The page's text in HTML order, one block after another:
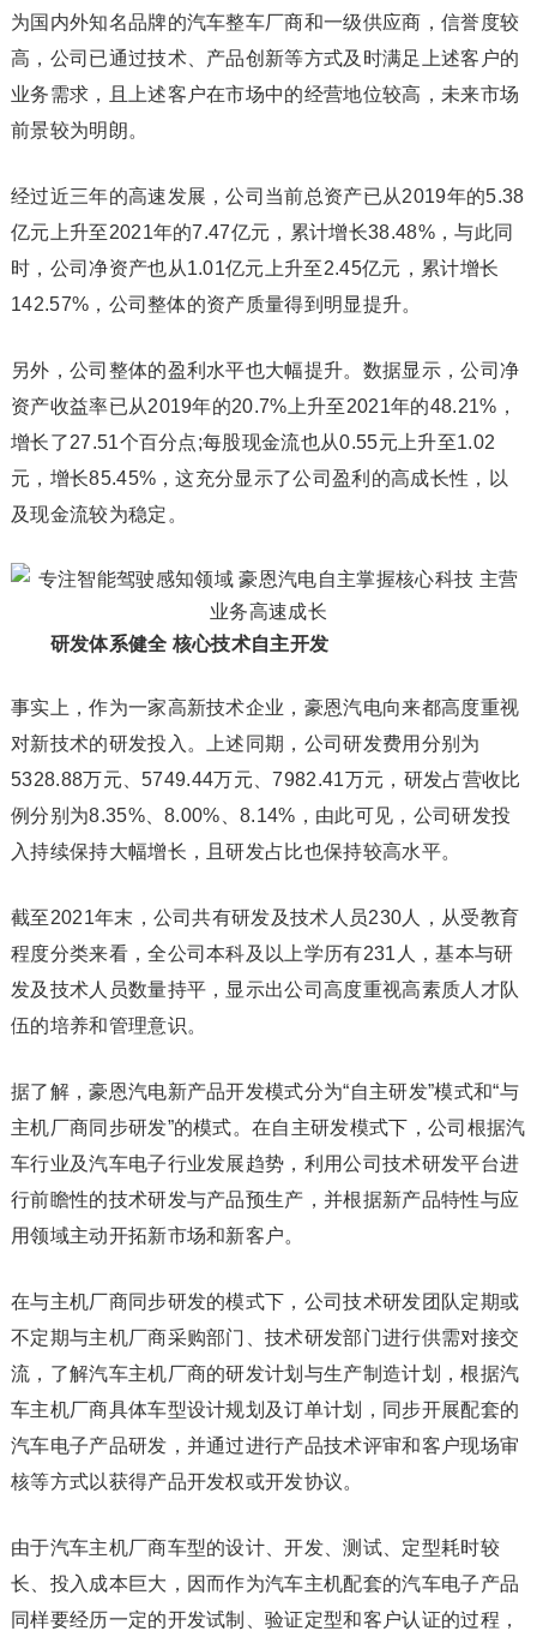
为国内外知名品牌的汽车整车厂商和一级供应商，信誉度较
高，公司已通过技术、产品创新等方式及时满足上述客户的
业务需求，且上述客户在市场中的经营地位较高，未来市场
前景较为明朗。
经过近三年的高速发展，公司当前总资产已从2019年的5.38
亿元上升至2021年的7.47亿元，累计增长38.48%，与此同
时，公司净资产也从1.01亿元上升至2.45亿元，累计增长
142.57%，公司整体的资产质量得到明显提升。
另外，公司整体的盈利水平也大幅提升。数据显示，公司净
资产收益率已从2019年的20.7%上升至2021年的48.21%，
增长了27.51个百分点;每股现金流也从0.55元上升至1.02
元，增长85.45%，这充分显示了公司盈利的高成长性，以
及现金流较为稳定。
研发体系健全 核心技术自主开发
事实上，作为一家高新技术企业，豪恩汽电向来都高度重视
对新技术的研发投入。上述同期，公司研发费用分别为
5328.88万元、5749.44万元、7982.41万元，研发占营收比
例分别为8.35%、8.00%、8.14%，由此可见，公司研发投
入持续保持大幅增长，且研发占比也保持较高水平。
截至2021年末，公司共有研发及技术人员230人，从受教育
程度分类来看，全公司本科及以上学历有231人，基本与研
发及技术人员数量持平，显示出公司高度重视高素质人才队
伍的培养和管理意识。
据了解，豪恩汽电新产品开发模式分为“自主研发”模式和“与
主机厂商同步研发”的模式。在自主研发模式下，公司根据汽
车行业及汽车电子行业发展趋势，利用公司技术研发平台进
行前瞻性的技术研发与产品预生产，并根据新产品特性与应
用领域主动开拓新市场和新客户。
在与主机厂商同步研发的模式下，公司技术研发团队定期或
不定期与主机厂商采购部门、技术研发部门进行供需对接交
流，了解汽车主机厂商的研发计划与生产制造计划，根据汽
车主机厂商具体车型设计规划及订单计划，同步开展配套的
汽车电子产品研发，并通过进行产品技术评审和客户现场审
核等方式以获得产品开发权或开发协议。
由于汽车主机厂商车型的设计、开发、测试、定型耗时较
长、投入成本巨大，因而作为汽车主机配套的汽车电子产品
同样要经历一定的开发试制、验证定型和客户认证的过程，